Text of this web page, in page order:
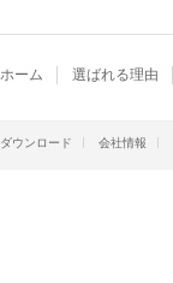
ホーム 選ばれる理由
ダウンロード 会社情報